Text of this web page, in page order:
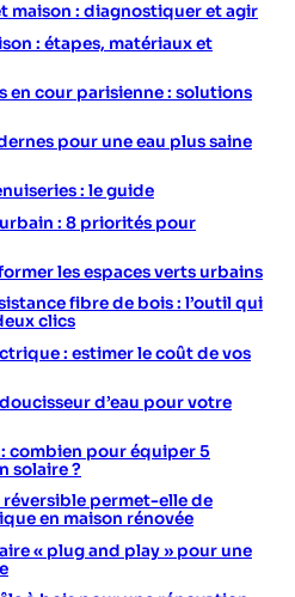
maison : diagnostiquer et agir
: étapes, matériaux et
en cour parisienne : solutions
pour une eau plus saine
: le guide
: 8 priorités pour
les espaces verts urbains
fibre de bois : l’outil qui
clics
: estimer le coût de vos
d’eau pour votre
combien pour équiper 5
solaire ?
permet-elle de
en maison rénovée
« plug and play » pour une